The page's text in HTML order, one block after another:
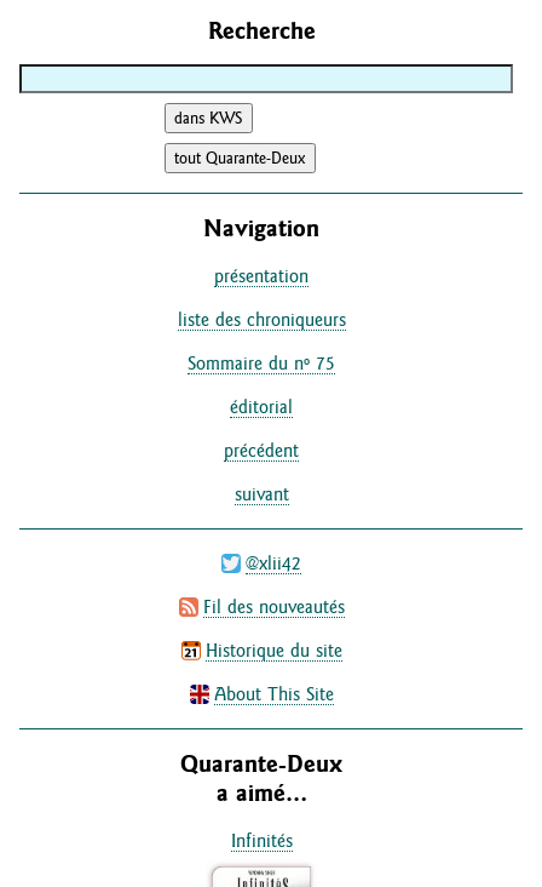
Recherche
Navigation
présentation
liste des chroniqueurs
Sommaire du nº 75
éditorial
précédent
suivant
@xlii42
Fil des nouveautés
Historique du site
About This Site
Quarante-Deux
a aimé…
Infinités